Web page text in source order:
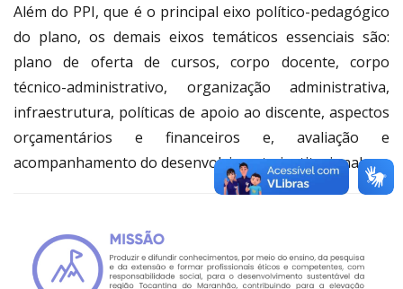
Além do PPI, que é o principal eixo político-pedagógico
do plano, os demais eixos temáticos essenciais são:
plano de oferta de cursos, corpo docente, corpo
técnico-administrativo, organização administrativa,
infraestrutura, políticas de apoio ao discente, aspectos
orçamentários e financeiros e, avaliação e
acompanhamento do desenvolvimento institucional.